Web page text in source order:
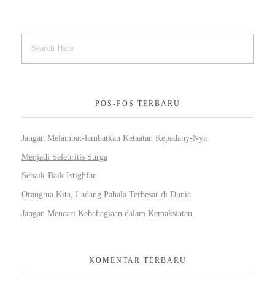
POS-POS TERBARU
Jangan Melambat-lambatkan Ketaatan Kepadany-Nya
Menjadi Selebritis Surga
Sebaik-Baik Istighfar
Orangtua Kita, Ladang Pahala Terbesar di Dunia
Jangan Mencari Kebahagiaan dalam Kemaksiatan
KOMENTAR TERBARU